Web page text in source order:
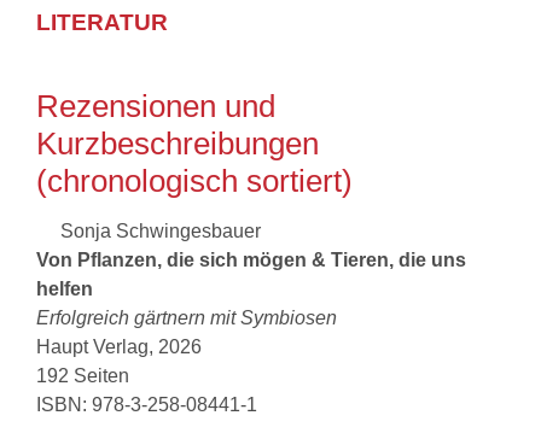
LITERATUR
Rezensionen und
Kurzbeschreibungen
(chronologisch sortiert)
Sonja Schwingesbauer
Von Pflanzen, die sich mögen & Tieren, die uns
helfen
Erfolgreich gärtnern mit Symbiosen
Haupt Verlag, 2026
192 Seiten
ISBN: 978-3-258-08441-1